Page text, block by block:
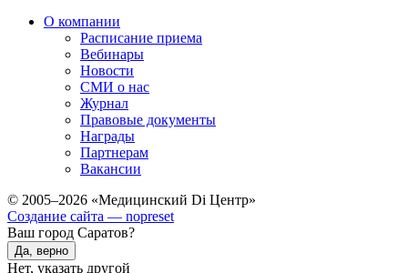
О компании
Расписание приема
Вебинары
Новости
СМИ о нас
Журнал
Правовые документы
Награды
Партнерам
Вакансии
© 2005–2026 «Медицинский Di Центр»
Создание сайта — nopreset
Ваш город Саратов?
Да, верно
Нет, указать другой